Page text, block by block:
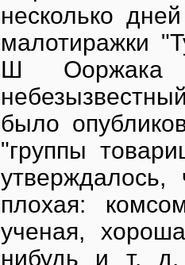
несколько
малотиражки
Ш Ооржака
было
"группы
плохая:
ученая,
нибудь и т.